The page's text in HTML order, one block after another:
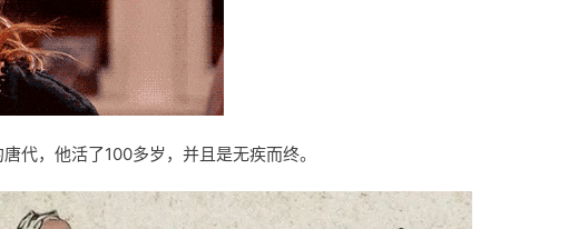
代，他活了100多岁，并且是无疾而终。